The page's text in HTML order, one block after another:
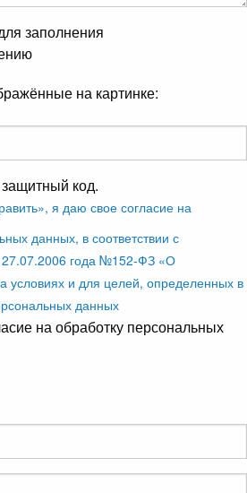
заполнения
на картинке:
код.
я даю свое согласие на
данных, в соответствии с
года №152-ФЗ «О
условиях и для целей, определенных в
данных
на обработку персональных